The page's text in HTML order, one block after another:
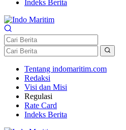
Indeks Berita
Tentang indomaritim.com
Redaksi
Visi dan Misi
Regulasi
Rate Card
Indeks Berita